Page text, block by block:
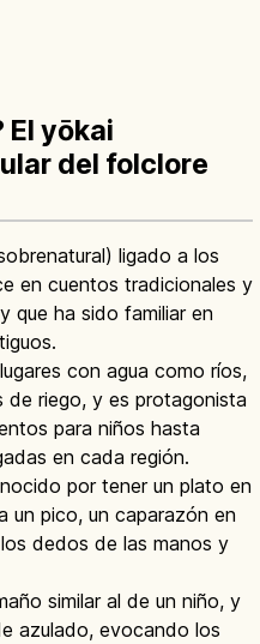
El yōkai
del folclore
ligado a los
en cuentos tradicionales y
que ha sido familiar en
con agua como ríos,
de riego, y es protagonista
para niños hasta
en cada región.
por tener un plato en
un pico, un caparazón en
dedos de las manos y
similar al de un niño, y
azulado, evocando los